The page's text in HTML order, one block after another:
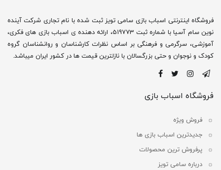
فروشگاه اینترنتی اسباب بازی سامی تویز ثبت شده با نام تجاری شرکت آینده
نوین سام آسیا با شماره ثبت 519773، ارائه دهنده ی اسباب بازی های فکری،
آموزشی، سرگرمی و فرهنگی بر اساس نظرات کارشناسان و روانشناسان گروه
کودک و نوجوان و حتی بزرگسالان با نازلترین قیمت ها در کشور ایران میباشد.
فروشگاه اسباب بازی
فروش ویژه
جدیدترین اسباب بازی ها
پرفروش ترین محصولات
درباره سامی تویز